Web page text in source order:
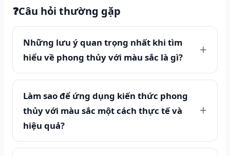
❓Câu hỏi thường gặp
Những lưu ý quan trọng nhất khi tìm
hiểu về phong thủy với màu sắc là gì?
Làm sao để ứng dụng kiến thức phong
thủy với màu sắc một cách thực tế và
hiệu quả?